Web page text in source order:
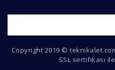
Copyright 2019 ©
SSL sertifikası